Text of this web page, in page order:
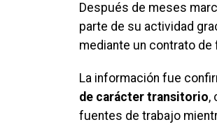
Después de meses
parte de su actividad
mediante un contrato de
La información fue
de carácter transitorio,
fuentes de trabajo